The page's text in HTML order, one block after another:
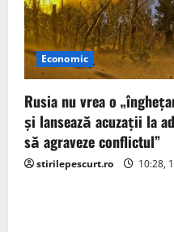
Economic
Rusia nu vrea o
și lansează acuzații la
să agraveze conflictul”
stirilepescurt.ro 10:28,